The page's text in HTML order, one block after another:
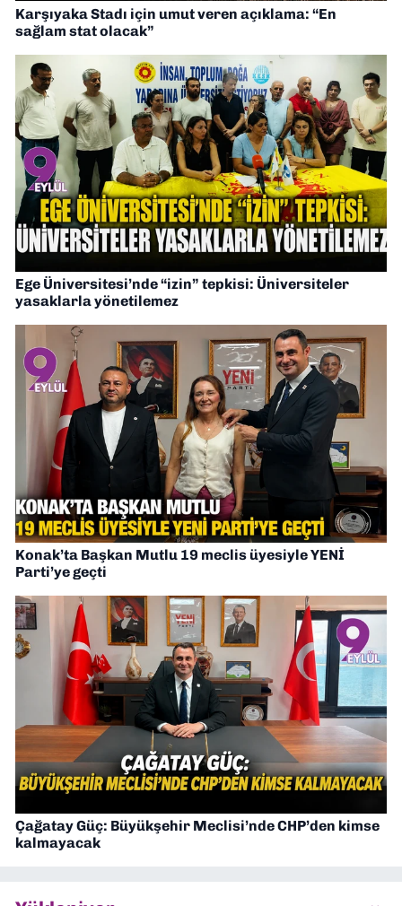
Karşıyaka Stadı için umut veren açıklama: “En
sağlam stat olacak”
Ege Üniversitesi’nde “izin” tepkisi: Üniversiteler
yasaklarla yönetilemez
Konak’ta Başkan Mutlu 19 meclis üyesiyle YENİ
Parti’ye geçti
Çağatay Güç: Büyükşehir Meclisi’nde CHP’den kimse
kalmayacak